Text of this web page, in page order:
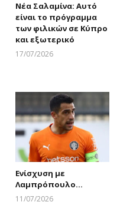
Νέα Σαλαμίνα: Αυτό
είναι το πρόγραμμα
των φιλικών σε Κύπρο
και εξωτερικό
17/07/2026
Ενίσχυση με
Λαμπρόπουλο…
11/07/2026